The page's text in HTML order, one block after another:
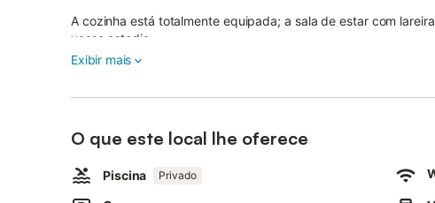
A cozinha está totalmente equipada; a sala de estar com
vossa estadia.
Entre as comodidades contam-se Wi-Fi de alta velocidade
duas varandas privadas não cobertas, um terraço coberto
Exibir mais
O que este local lhe oferece
Piscina Privado